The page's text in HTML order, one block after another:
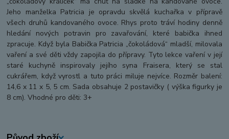
Jeho manželka Patricia je opravdu skvělá kuchařka v přípravě
všech druhů kandovaného ovoce. Rhys proto tráví hodiny denně
hledání nových potravin pro zavařování, které babička ihned
zpracuje. Když byla Babička Patricia „čokoládová“ mladší, milovala
vaření a své děti vždy zapojila do přípravy. Tyto lekce vaření v její
staré kuchyně inspirovaly jejího syna Fraisera, který se stal
cukrářem, když vyrostl a tuto práci miluje nejvíce. Rozměr balení:
14,6 x 11 x 5, 5 cm. Sada obsahuje 2 postavičky ( výška figurky je
8 cm). Vhodné pro děti: 3+